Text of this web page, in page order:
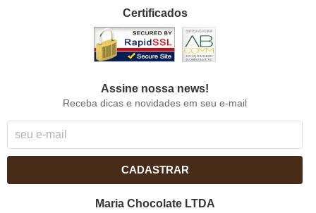
Certificados
Assine nossa news!
Receba dicas e novidades em seu e-mail
CADASTRAR
Maria Chocolate LTDA